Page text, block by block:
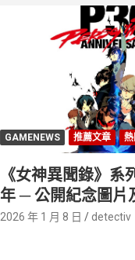
GAMENEWS 推薦文章
《女神異聞錄》系
年 ─ 公開紀念圖片
2026 年 1 月 8 日 detectiv